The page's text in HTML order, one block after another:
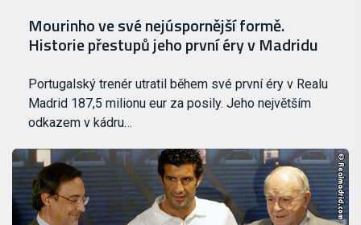
Mourinho ve své nejúspornější formě.
Historie přestupů jeho první éry v Madridu
Portugalský trenér utratil během své první éry v Realu
Madrid 187,5 milionu eur za posily. Jeho největším
odkazem v kádru…